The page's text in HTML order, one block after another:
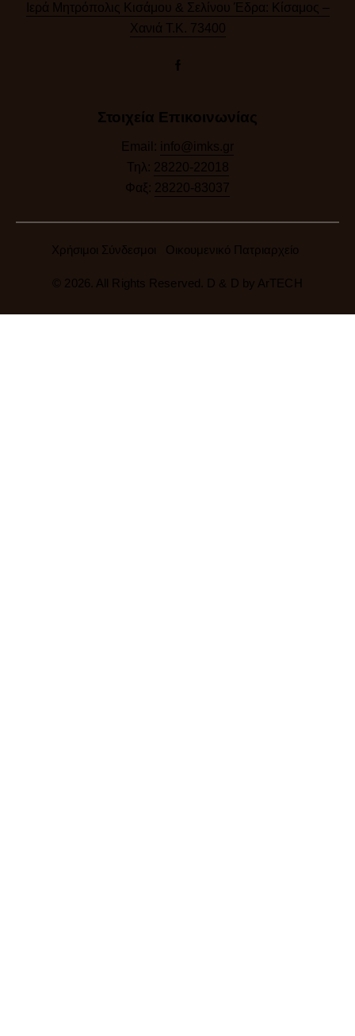
Ιερά Μητρόπολις Κισάμου & Σελίνου Έδρα: Κίσαμος –
Χανιά Τ.Κ. 73400
Στοιχεία Επικοινωνίας
Email: info@imks.gr
Τηλ: 28220-22018
Φαξ: 28220-83037
Χρήσιμοι Σύνδεσμοι Οικουμενικό Πατριαρχείο
© 2026. All Rights Reserved. D & D by ArTECH